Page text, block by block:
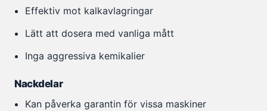
Effektiv mot kalkavlagringar
Lätt att dosera med vanliga mått
Inga aggressiva kemikalier
Nackdelar
Kan påverka garantin för vissa maskiner